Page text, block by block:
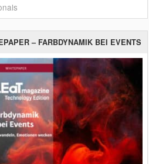
– FARBDYNAMIK BEI EVENTS